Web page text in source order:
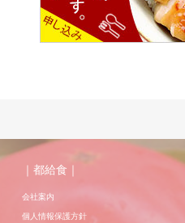
｜都給食｜
会社案内
個人情報保護方針